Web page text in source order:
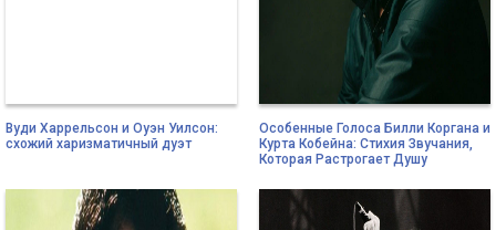
Вуди Харрельсон и Оуэн Уилсон:
схожий харизматичный дуэт
Особенные Голоса Билли Коргана и
Курта Кобейна: Стихия Звучания,
Которая Растрогает Душу